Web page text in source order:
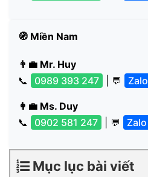
🧭 Miền Nam
👨‍💼 Mr. Huy
📞
0989 393 247 | 💬 Zalo
👩‍💼 Ms. Duy
📞
0902 581 247 | 💬 Zalo
Mục lục bài viết